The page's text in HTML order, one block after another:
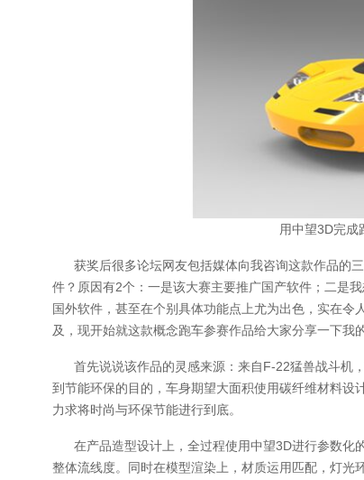
用中望3D完成
获奖后很多论坛网友包括媒体向我咨询这款作品的
件？原因有2个：一是该大赛主要推广国产软件；二是
国外软件，甚至在个别具体功能点上尤为出色，实在
及，现开始就这款概念跑车参赛作品给大家分享一下我
首先说说该作品的灵感来源：来自F-22猛兽战斗机
到节能环保的目的，车身期望大面积使用碳纤维材料设
力求将时尚与环保节能进行到底。
在产品造型设计上，全过程使用中望3D进行参数化
整体流线度。同时在模型渲染上，材质运用匹配，灯光